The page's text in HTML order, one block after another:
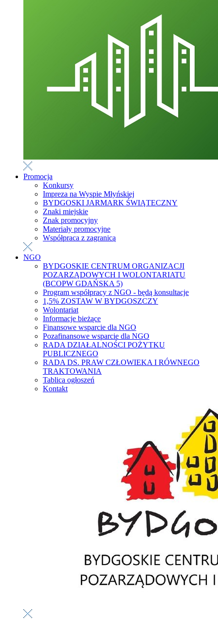
Promocja
Konkursy
Impreza na Wyspie Młyńskiej
BYDGOSKI JARMARK ŚWIĄTECZNY
Znaki miejskie
Znak promocyjny
Materiały promocyjne
Współpraca z zagranicą
NGO
BYDGOSKIE CENTRUM ORGANIZACJI
POZARZĄDOWYCH I WOLONTARIATU
(BCOPW GDAŃSKA 5)
Program współpracy z NGO - będą konsultacje
1,5% ZOSTAW W BYDGOSZCZY
Wolontariat
Informacje bieżące
Finansowe wsparcie dla NGO
Pozafinansowe wsparcie dla NGO
RADA DZIAŁALNOŚCI POŻYTKU
PUBLICZNEGO
RADA DS. PRAW CZŁOWIEKA I RÓWNEGO
TRAKTOWANIA
Tablica ogłoszeń
Kontakt